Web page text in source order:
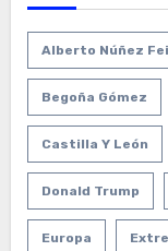
Alberto Núñez
Begoña Gómez
Castilla Y León
Donald Trump
Europa